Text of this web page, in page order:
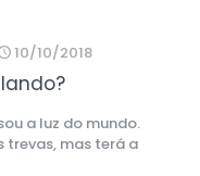
10/10/2018
a luz do mundo.
trevas, mas terá a